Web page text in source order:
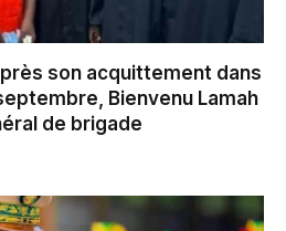
son acquittement dans
Bienvenu Lamah
de brigade